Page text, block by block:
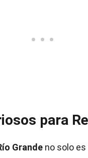
para
Grande no solo